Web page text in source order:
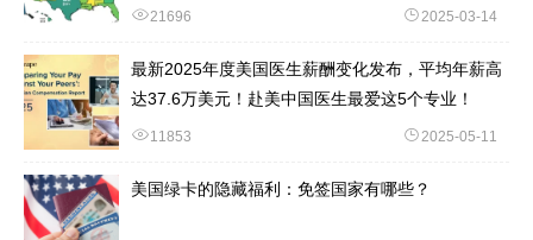
21696 2025-03-14
最新2025年度美国医生薪酬变化发布，平均年薪高
达37.6万美元！赴美中国医生最爱这5个专业！
11853 2025-05-11
美国绿卡的隐藏福利：免签国家有哪些？